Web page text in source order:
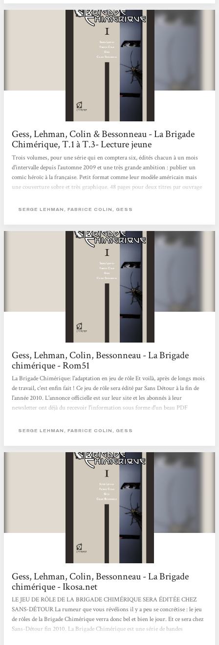
de méchants puisés dans la littérature fantastique...
Gess, Lehman, Colin & Bessonneau - La Brigade
Chimérique, T.1 à T.3- Lecture jeune
Trois volumes, pour une série qui en comptera six, édités chacun à un mois
d'intervalle depuis l'automne 2009 et une très grande ambition : publier un
comic héroïc à la française. Petit format comme leur modèle américain mais
une couverture sobre et très graphique. 48 pages pour deux titres par ouvrage
dense ! Aux commandes du scénario et associés pour la première fois dans une
lehman qu'il n'existe plus de super-héros...
SERGE LEHMAN, FABRICE COLIN, GESS
Gess, Lehman, Colin, Bessonneau - La Brigade
chimérique - Rom51
La Brigade Chimérique: l'adaptation en jeu de rôle Et voilà, après de longs mois
de travail, c'est enfin fait ! Ce jeu de rôle sera édité par Sans Détour à la fin de
l'année 2010. L'annonce officielle est sur leur site et les abonnés à leur
newsletter ont déjà du recevoir l'information sous forme d'un beau PDF
plusieurs personnes : - Tout d'abord les auteurs de la BD eux-même (alias le
SERGE LEHMAN, FABRICE COLIN, GESS
Gess, Lehman, Colin, Bessonneau - La Brigade
chimérique - Ikosa.net
LE JEU DE RÔLE DE LA BRIGADE CHIMÉRIQUE SERA ÉDITÉE CHEZ
SANS-DÉTOUR La rumeur que vous révélions il y a peu se concrétise : le jeu
de rôles de la Brigade Chimérique verra donc bel et bien le jour. Et ce sera chez
Sans-Détour fin 2010. La Brigade Chimérique est une série de bandes